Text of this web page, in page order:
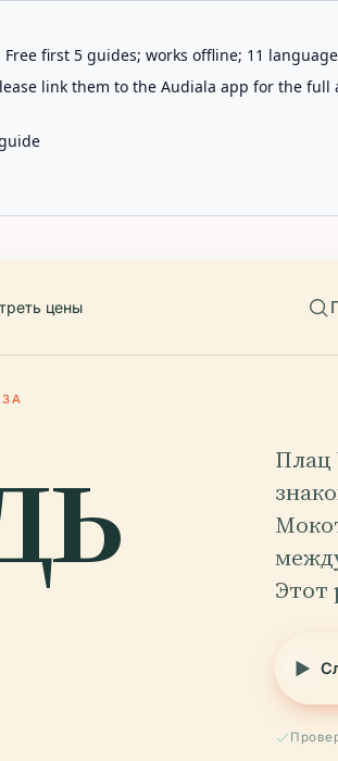
first 5 guides; works offline; 11
link them to the Audiala app for the full
цены
Плац
Этот